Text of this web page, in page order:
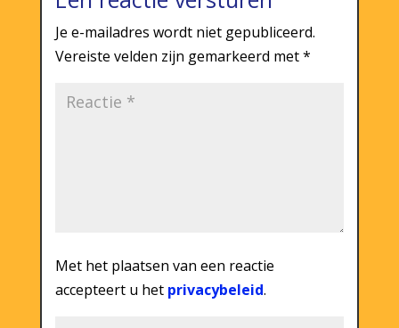
Je e-mailadres wordt niet gepubliceerd.
Vereiste velden zijn gemarkeerd met*
Met het plaatsen van een reactie
accepteert u het privacybeleid.